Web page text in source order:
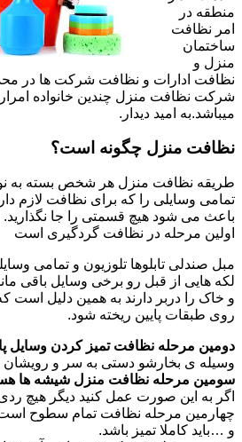
منطقه در
امر نظافت
ساختمان
منزل و
نظافت ادارات و نظافت شرکت ها در
شرکت نظافت منزل چندین خانواده
میباشد.به امید دیدار.
نظافت منزل چگونه است؟
طریقه نظافت منزل هر شخص بسته به
تمامی وسایلی را که برای نظافت لازم
باعث می شود هیچ قسمتی را جا نگذارید.
اولین مرحله در نظافت گردگیری است
مبل صندلی تابلوها تلوزیون و تمامی
لکه هایی از قبل رو برخی وسایل باقی
و خاک را دربر دارند به همین دلیل است
روی طبقات پایین ریخته شود.
دومین مرحله نظافت تمیز کردن وسایل
وسیله ی بخارشو دستی به سر و رویشان
سومین مرحله نظافت منزل شیشه ها
اگر به این صورت عمل کنید دیگر هیچ
چهارمین مرحله نظافت تمام سطوح
و …باید کاملا تمیز باشد.